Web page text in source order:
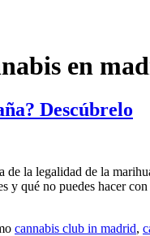
en
Descúbrelo
la legalidad de la
y qué no puedes hacer
cannabis club in madrid,